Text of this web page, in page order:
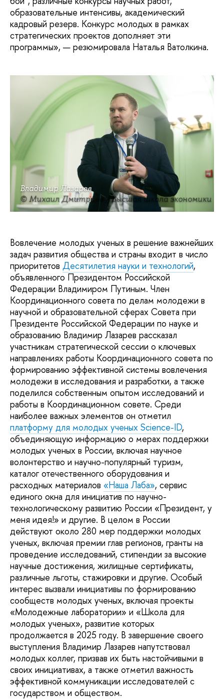
образовательные интенсивы, академический
кадровый резерв. Конкурс молодых в рамках
стратегических проектов дополняет эти
программы», — резюмировала Наталья Ватолкина.
Владимир Лазарев
© Михаил Дмитриев / Высшая школа экономики
Вовлечение молодых ученых в решение важнейших
задач развития общества и страны входит в число
приоритетов Десятилетия науки и технологий,
объявленного Президентом Российской
Федерации Владимиром Путиным. Член
Координационного совета по делам молодежи в
научной и образовательной сферах Совета при
Президенте Российской Федерации по науке и
образованию Владимир Лазарев рассказал
участникам стратегической сессии о ключевых
направлениях работы Координационного совета по
формированию эффективной системы вовлечения
молодежи в исследования и разработки, а также
поделился собственным опытом исследований и
работы в Координационном совете. Среди
наиболее важных элементов он отметил
платформу для молодых ученых Science-ID,
объединяющую информацию о мерах поддержки
молодых ученых в России, включая научное
волонтерство и научно-популярный туризм,
каталог отечественного оборудования и
расходных материалов «Наша Лаба», сервис
единого окна для инициатив по научно-
технологическому развитию России «Президент, у
меня идея!» и другие. В целом в России
действуют около 280 мер поддержки молодых
ученых, включая премии глав регионов, гранты на
проведение исследований, стипендии за высокие
научные достижения, жилищные сертификаты,
различные льготы, стажировки и другие. Особый
интерес вызвали инициативы по формированию
сообществ молодых ученых, включая проекты
«Молодежные лаборатории» и «Школа для
молодых ученых», развитие которых
продолжается в 2025 году. В завершение своего
выступления Владимир Лазарев напутствовал
молодых коллег, призвав их быть настойчивыми в
своих инициативах, а также отметил важность
эффективной коммуникации исследователей с
государством и обществом.